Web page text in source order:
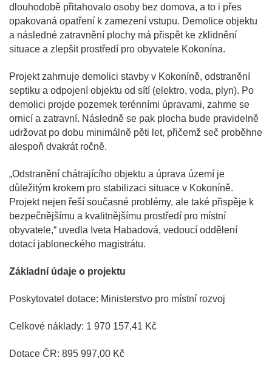
dlouhodobě přitahovalo osoby bez domova, a to i přes
opakovaná opatření k zamezení vstupu. Demolice objektu
a následné zatravnění plochy má přispět ke zklidnění
situace a zlepšit prostředí pro obyvatele Kokonína.
Projekt zahrnuje demolici stavby v Kokoníně, odstranění
septiku a odpojení objektu od sítí (elektro, voda, plyn). Po
demolici projde pozemek terénními úpravami, zahrne se
ornicí a zatravní. Následně se pak plocha bude pravidelně
udržovat po dobu minimálně pěti let, přičemž seč proběhne
alespoň dvakrát ročně.
„Odstranění chátrajícího objektu a úprava území je
důležitým krokem pro stabilizaci situace v Kokoníně.
Projekt nejen řeší současné problémy, ale také přispěje k
bezpečnějšímu a kvalitnějšímu prostředí pro místní
obyvatele,“ uvedla Iveta Habadová, vedoucí oddělení
dotací jabloneckého magistrátu.
Základní údaje o projektu
Poskytovatel dotace: Ministerstvo pro místní rozvoj
Celkové náklady: 1 970 157,41 Kč
Dotace ČR: 895 997,00 Kč